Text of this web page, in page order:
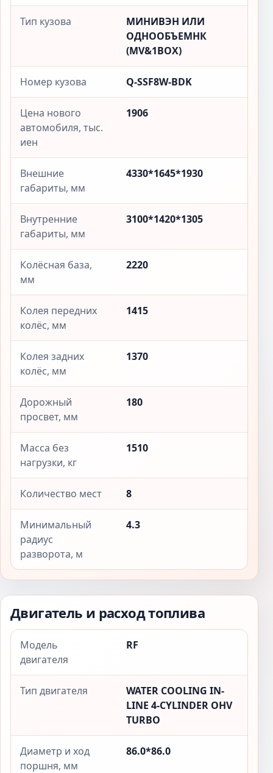
Тип кузова
МИНИВЭН ИЛИ
ОДНООБЪЕМНК
(MV&1BOX)
Номер кузова Q-SSF8W-BDK
Цена нового
автомобиля, тыс.
иен
1906
Внешние
габариты, мм
4330*1645*1930
Внутренние
габариты, мм
3100*1420*1305
Колёсная база,
мм
2220
Колея передних
колёс, мм
1415
Колея задних
колёс, мм
1370
Дорожный
просвет, мм
180
Масса без
нагрузки, кг
1510
Количество мест 8
Минимальный
радиус
разворота, м
4.3
Двигатель и расход топлива
Модель
двигателя
RF
Тип двигателя
WATER COOLING IN-
LINE 4-CYLINDER OHV
TURBO
Диаметр и ход
поршня, мм
86.0*86.0